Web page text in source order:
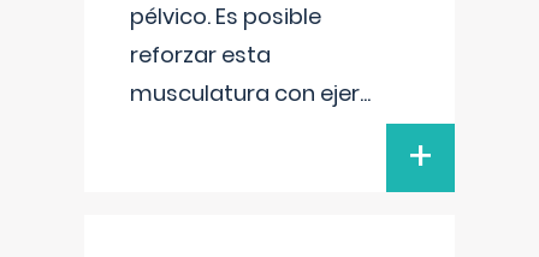
pélvico. Es posible
reforzar esta
musculatura con ejer...
+